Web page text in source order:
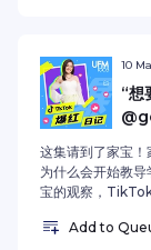
10
“想
这集请到了家宝
为什么会开始教
宝的观察，
也记得follow《
Add to